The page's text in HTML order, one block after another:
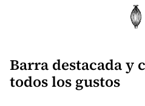
Barra destacada y
todos los gustos